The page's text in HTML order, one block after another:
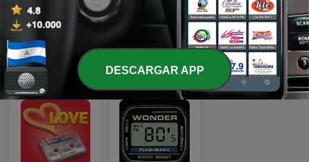
TikTok Hits Latina Bandida! Top 90's
DESCARGAR APP